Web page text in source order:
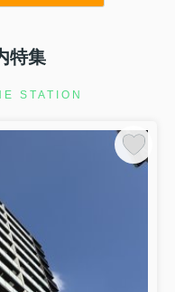
特集
STATION